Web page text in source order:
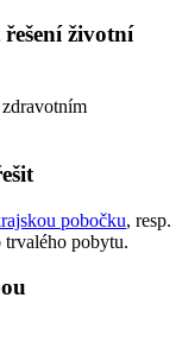
životní
pobočku, resp.
trvalého pobytu.